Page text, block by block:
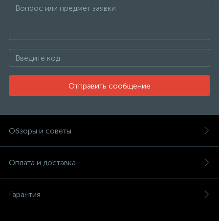
Отправить сообщение
Обзоры и советы
Оплата и доставка
Гарантия